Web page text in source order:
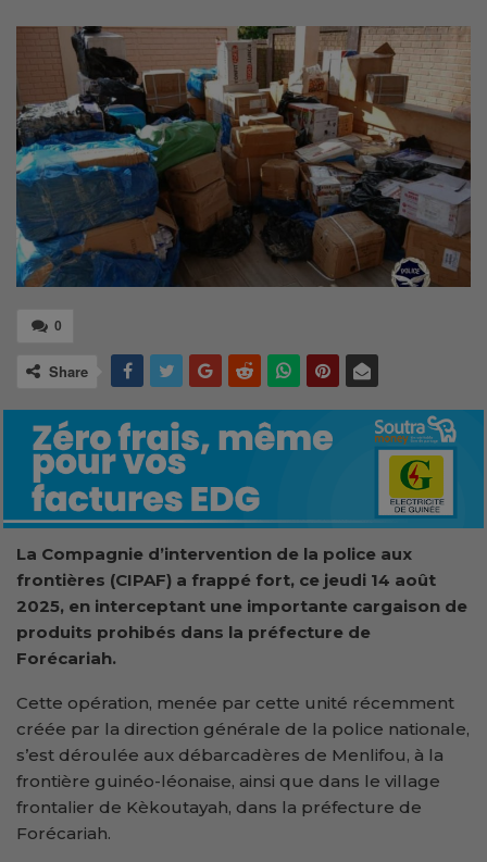
0
Share
La Compagnie d’intervention de la police aux
frontières (CIPAF) a frappé fort, ce jeudi 14 août
2025, en interceptant une importante cargaison de
produits prohibés dans la préfecture de
Forécariah.
Cette opération, menée par cette unité récemment
créée par la direction générale de la police nationale,
s’est déroulée aux débarcadères de Menlifou, à la
frontière guinéo-léonaise, ainsi que dans le village
frontalier de Kèkoutayah, dans la préfecture de
Forécariah.